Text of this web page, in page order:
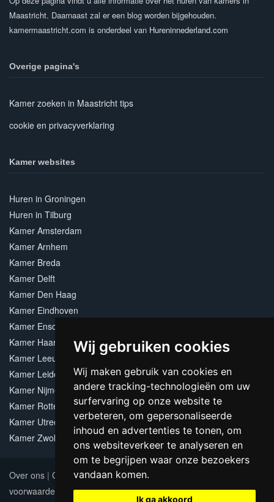
Wij gebruiken cookies
Wij maken gebruik van cookies en
andere tracking-technologieën om uw
surfervaring op onze website te
verbeteren, om gepersonaliseerde
inhoud en advertenties te tonen, om
ons websiteverkeer te analyseren en
om te begrijpen waar onze bezoekers
vandaan komen.
Ik ga akkoord
Maastricht. Daarnaast zal er een blog worden bijgehouden.
kamermaastricht.com is onderdeel van Hureninnederland.com
Overige pagina's
Kamer zoeken in Maastricht tips
cookie en privacyverklaring
Kamer websites
Huren in Groningen
Huren in Tilburg
Kamer Amsterdam
Kamer Arnhem
Kamer Breda
Kamer Delft
Kamer Den Haag
Kamer Eindhoven
Kamer Enschede
Kamer Haarlem
Kamer Leeuwarden
Kamer Leiden
Kamer Nijmegen
Kamer Rotterdam
Kamer Utrecht
Kamer Zwolle
Over ons | Contact|Adverteren|Sitemap
voorwaarden
Update cookies preferences